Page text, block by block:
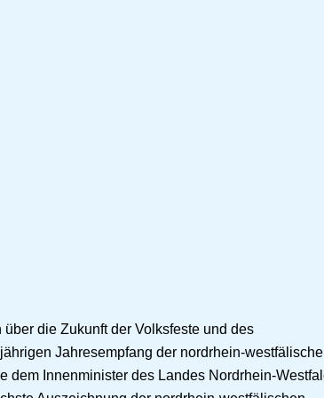
die Zukunft der Volksfeste und des
Jahresempfang der nordrhein-
dem Innenminister des Landes Nordrhein-